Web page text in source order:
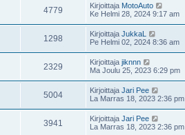
4779 Kirjoittaja MotoAuto
Ke Helmi 28, 2024 9:17 am
1298 Kirjoittaja JukkaL
Pe Helmi 02, 2024 8:36 am
2329 Kirjoittaja jiknnn
Ma Joulu 25, 2023 6:29 pm
5004 Kirjoittaja Jari Pee
La Marras 18, 2023 2:36 pm
3941 Kirjoittaja Jari Pee
La Marras 18, 2023 2:36 pm